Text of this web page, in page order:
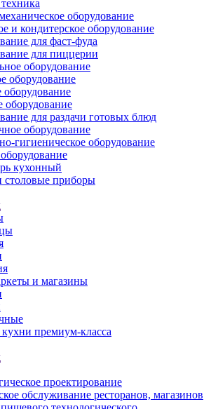
оборудование
и кондитерское оборудование
для фаст-фуда
для пиццерии
оборудование
оборудование
оборудование
для раздачи готовых блюд
оборудование
гигиеническое оборудование
кухонный
столовые приборы
и магазины
премиум-класса
проектирование
обслуживание ресторанов, магазинов